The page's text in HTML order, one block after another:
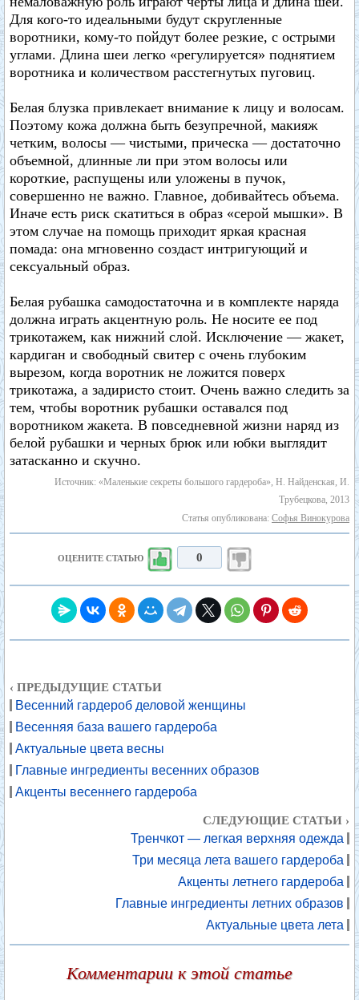
Для кого-то идеальными будут скругленные
воротники, кому-то пойдут более резкие, с острыми
углами. Длина шеи легко «регулируется» поднятием
воротника и количеством расстегнутых пуговиц.
Белая блузка привлекает внимание к лицу и волосам.
Поэтому кожа должна быть безупречной, макияж
четким, волосы — чистыми, прическа — достаточно
объемной, длинные ли при этом волосы или
короткие, распущены или уложены в пучок,
совершенно не важно. Главное, добивайтесь объема.
Иначе есть риск скатиться в образ «серой мышки». В
этом случае на помощь приходит яркая красная
помада: она мгновенно создаст интригующий и
сексуальный образ.
Белая рубашка самодостаточна и в комплекте наряда
должна играть акцентную роль. Не носите ее под
трикотажем, как нижний слой. Исключение — жакет,
кардиган и свободный свитер с очень глубоким
вырезом, когда воротник не ложится поверх
трикотажа, а задиристо стоит. Очень важно следить за
тем, чтобы воротник рубашки оставался под
воротником жакета. В повседневной жизни наряд из
белой рубашки и черных брюк или юбки выглядит
затасканно и скучно.
Источник: «Маленькие секреты большого гардероба», Н. Найденская, И.
Трубецкова, 2013
Статья опубликована: Софья Винокурова
ОЦЕНИТЕ СТАТЬЮ 0
‹ ПРЕДЫДУЩИЕ СТАТЬИ
Весенний гардероб деловой женщины
Весенняя база вашего гардероба
Актуальные цвета весны
Главные ингредиенты весенних образов
Акценты весеннего гардероба
СЛЕДУЮЩИЕ СТАТЬИ ›
Тренчкот — легкая верхняя одежда
Три месяца лета вашего гардероба
Акценты летнего гардероба
Главные ингредиенты летних образов
Актуальные цвета лета
Комментарии к этой статье